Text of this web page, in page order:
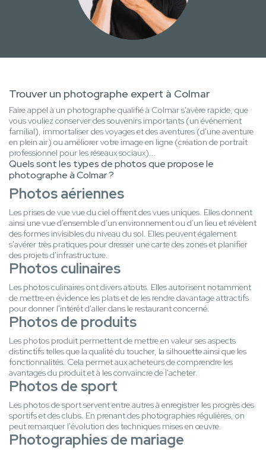
Trouver un photographe expert à Colmar
Faire appel à un photographe qualifié à Colmar s'avère rapide, que
vous vouliez conserver des souvenirs importants (un événement
familial), immortaliser des voyages et des aventures (d'une aventure
en plein air) ou améliorer votre image en ligne (création de portrait
professionnel pour les réseaux sociaux)...
Quels sont les types de photos que propose le
photographe à Colmar ?
Photos aériennes
Les prises de vue vue du ciel offrent des vues uniques. Elles donnent
ainsi une vue d'ensemble d'un environnement ou d'un lieu et révèlent
des formes invisibles du niveau du sol. Elles peuvent également
s'avérer très pratiques pour dresser une carte des zones et planifier
des projets d'infrastructure.
Photos culinaires
Les photos culinaires ont divers atouts. Elles autorisent notamment
de mettre en évidence les plats et de les rendre davantage attractifs
pour donner l'intérêt d'aller dans le restaurant concerné.
Photos de produits
Les photos produit permettent de mettre en valeur ses aspects
distinctifs telles que la qualité du toucher, la silhouette ainsi que les
fonctionnalités. Cela permet aux acheteurs de comprendre les
avantages du produit et à les convaincre de l'acheter.
Photos de sport
Les photos de sport servent entre autres à enregistrer les progrès des
sportifs et des clubs. En prenant des photographies régulières, on
peut remarquer l'évolution des techniques mises en œuvre.
Photographies de mariage